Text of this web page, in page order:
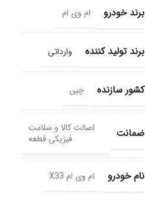
برند خودرو ام وی ام
برند تولید کننده وارداتی
کشور سازنده چین
ضمانت
اصالت کالا و سلامت
فیزیکی قطعه
نام خودرو ام وی ام X33